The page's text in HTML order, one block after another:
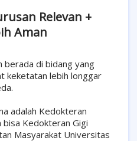
Relevan +
Aman
berada di bidang yang
keketatan lebih longgar
adalah Kedokteran
bisa Kedokteran Gigi
Masyarakat Universitas